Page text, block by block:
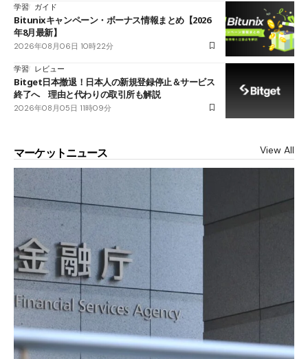
学習 ガイド
Bitunixキャンペーン・ボーナス情報まとめ【2026
年8月最新】
2026年08月06日 10時22分
学習 レビュー
Bitget日本撤退！日本人の新規登録停止＆サービス
終了へ 理由と代わりの取引所も解説
2026年08月05日 11時09分
マーケットニュース View All